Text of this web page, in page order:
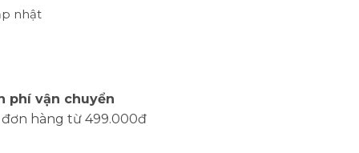
nhật
phí vận chuyển
đơn hàng từ 499.000đ